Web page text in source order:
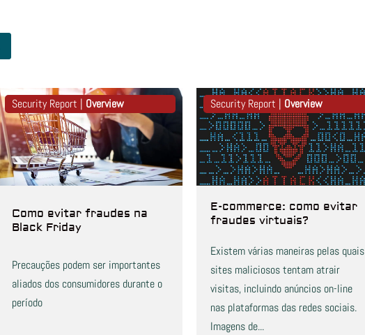
Security Report | Overview
Como evitar fraudes na
Black Friday
Precauções podem ser importantes
aliados dos consumidores durante o
período
Security Report | Overview
E-commerce: como evitar
fraudes virtuais?
Existem várias maneiras pelas quais
sites maliciosos tentam atrair
visitas, incluindo anúncios on-line
nas plataformas das redes sociais.
Imagens de...